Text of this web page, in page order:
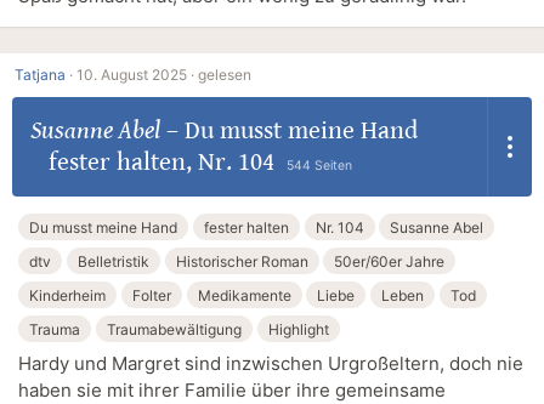
Tatjana · 10. August 2025 · gelesen
Susanne Abel– Du musst meine Hand
fester halten, Nr. 104
544 Seiten
Du musst meine Hand fester halten Nr. 104
Susanne Abel
dtv
Belletristik Historischer Roman
50er/60er Jahre
Kinderheim
Folter Medikamente Liebe Leben
Tod
Trauma
Traumabewältigung Highlight
Hardy und Margret sind inzwischen Urgroßeltern, doch nie
haben sie mit ihrer Familie über ihre gemeinsame